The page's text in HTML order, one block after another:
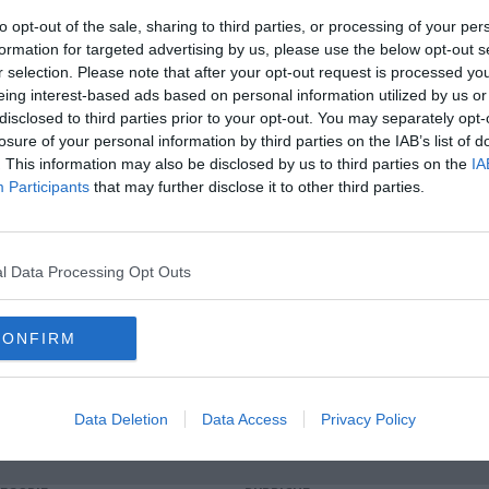
opt-out of the sale, sharing to third parties, or processing of your
for targeted advertising by us, please use the below opt-out
selection. Please note that after your opt-out request is processed
interest-based ads based on personal information utilized by us
to third parties prior to your opt-out. You may separately
of your personal information by third parties on the IAB’s list of
This information may also be disclosed by us to third parties on the
Participants that may further disclose it to other third parties.
Data Processing Opt Outs
Data Deletion Data Access Privacy Policy
iscriviti allaNewsletter QUInews - ToscanaMedia.
nella tua casella di posta.
curdo
fascismo